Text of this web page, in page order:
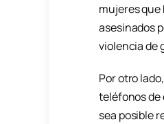
mujeres que
asesinados
violencia de
Por otro
teléfonos de
sea posible